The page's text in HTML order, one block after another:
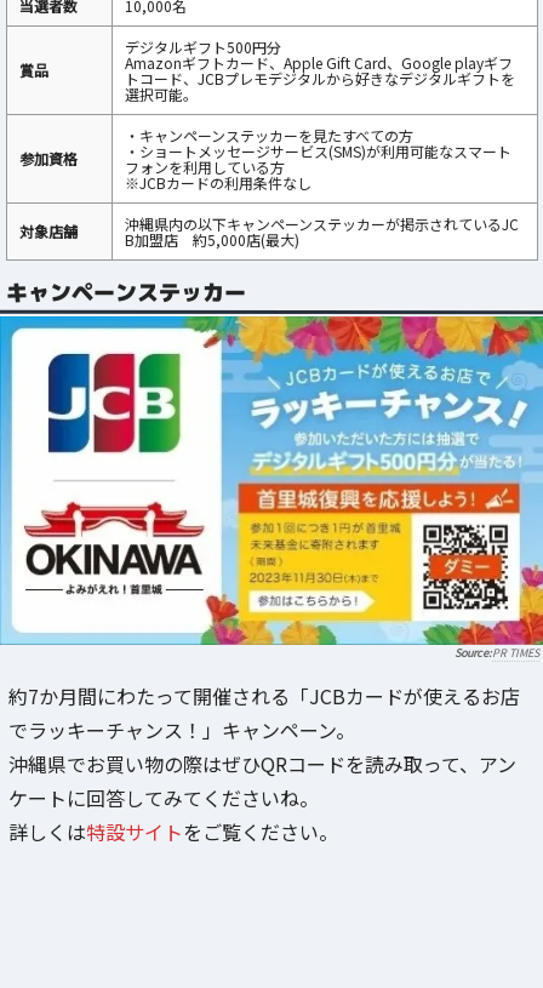
当選者数 10,000名
賞品
デジタルギフト500円分
Amazonギフトカード、Apple Gift Card、Google playギフ
トコード、JCBプレモデジタルから好きなデジタルギフトを
選択可能。
参加資格
・キャンペーンステッカーを見たすべての方
・ショートメッセージサービス(SMS)が利用可能なスマート
フォンを利用している方
※JCBカードの利用条件なし
対象店舗 沖縄県内の以下キャンペーンステッカーが掲示されているJC
B加盟店 約5,000店(最大)
キャンペーンステッカー
PR TIMES
約7か月間にわたって開催される「JCBカードが使えるお店
でラッキーチャンス！」キャンペーン。
沖縄県でお買い物の際はぜひQRコードを読み取って、アン
ケートに回答してみてくださいね。
詳しくは特設サイトをご覧ください。